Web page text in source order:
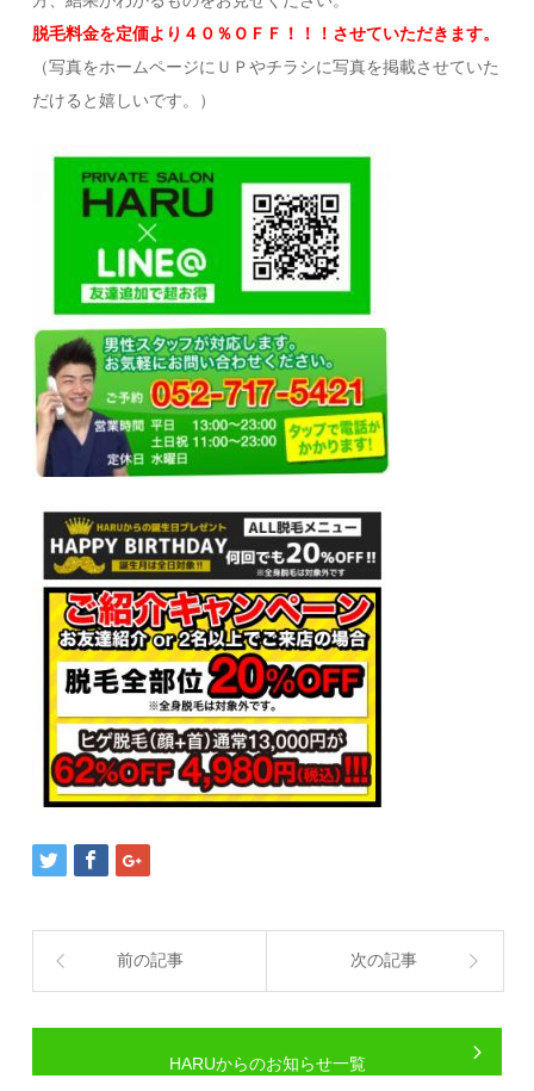
脱毛料金を定価より４０％ＯＦＦ！！！させていただきます。
（写真をホームページにＵＰやチラシに写真を掲載させていた
だけると嬉しいです。）
前の記事 次の記事
HARUからのお知らせ一覧